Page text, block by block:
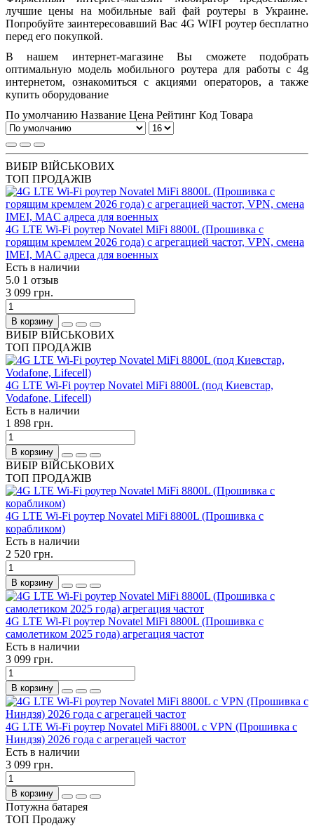
лучшие цены на мобильные вай фай роутеры в Украине.
Попробуйте заинтересовавший Вас 4G WIFI роутер бесплатно
перед его покупкой.
В нашем интернет-магазине Вы сможете подобрать
оптимальную модель мобильного роутера для работы с 4g
интернетом, ознакомиться с акциями операторов, а также
купить оборудование
По умолчанию Название Цена Рейтинг Код Товара
ВИБІР ВІЙСЬКОВИХ
ТОП ПРОДАЖІВ
4G LTE Wi-Fi роутер Novatel MiFi 8800L (Прошивка с
горящим кремлем 2026 года) с агрегацией частот, VPN, смена
IMEI, MAC адреса для военных
Есть в наличии
5.0 1 отзыв
3 099 грн.
В корзину
ВИБІР ВІЙСЬКОВИХ
ТОП ПРОДАЖІВ
4G LTE Wi-Fi роутер Novatel MiFi 8800L (под Киевстар,
Vodafone, Lifecell)
Есть в наличии
1 898 грн.
В корзину
ВИБІР ВІЙСЬКОВИХ
ТОП ПРОДАЖІВ
4G LTE Wi-Fi роутер Novatel MiFi 8800L (Прошивка с
корабликом)
Есть в наличии
2 520 грн.
В корзину
4G LTE Wi-Fi роутер Novatel MiFi 8800L (Прошивка с
самолетиком 2025 года) агрегация частот
Есть в наличии
3 099 грн.
В корзину
4G LTE Wi-Fi роутер Novatel MiFi 8800L с VPN (Прошивка с
Ниндзя) 2026 года с агрегацей частот
Есть в наличии
3 099 грн.
В корзину
Потужна батарея
ТОП Продажу